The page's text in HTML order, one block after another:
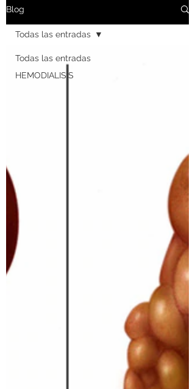
Blog
Todas las entradas
HEMODIALISIS
Todas las entradas